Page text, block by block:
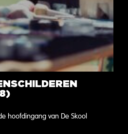
hoofdingang van De Skool